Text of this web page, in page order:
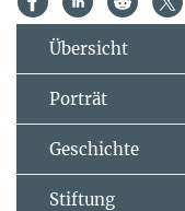
Übersicht
Porträt
Geschichte
Stiftung